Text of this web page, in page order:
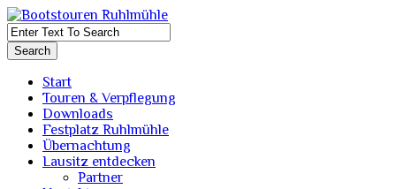
Start
Touren & Verpflegung
Downloads
Festplatz Ruhlmühle
Übernachtung
Lausitz entdecken
Partner